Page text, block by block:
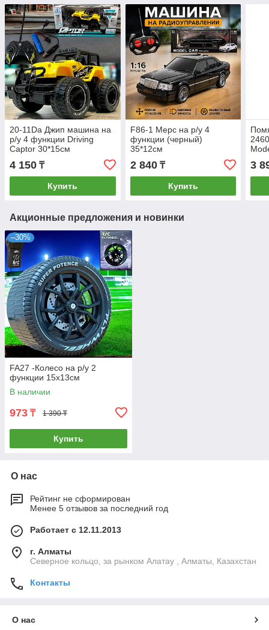
20-11Da Джип машина на
р/у 4 функции Driving
Captor 30*15см
4 150 ₸
Купить
F86-1 Мерс на р/у 4
функции (черный)
35*12см
2 840₸
Купить
3
Акционные предложения и новинки
–30%
FA27 -Колесо на р/у 2
функции 15х13см
В наличии
973 ₸ 1 390 ₸
Купить
О нас
Рейтинг не сформирован
Менее 5 отзывов за последний год
Работает с 12.11.2013
г. Алматы
Северное кольцо, за рынком Алатау , Алматы, Казахстан
Контакты
О нас